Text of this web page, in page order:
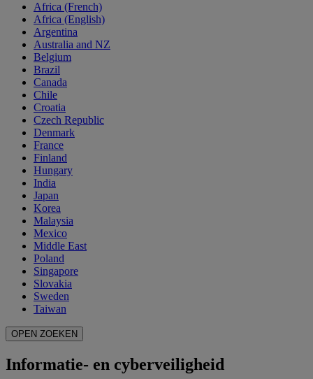
Africa (French)
Africa (English)
Argentina
Australia and NZ
Belgium
Brazil
Canada
Chile
Croatia
Czech Republic
Denmark
France
Finland
Hungary
India
Japan
Korea
Malaysia
Mexico
Middle East
Poland
Singapore
Slovakia
Sweden
Taiwan
OPEN ZOEKEN
Informatie- en cyberveiligheid